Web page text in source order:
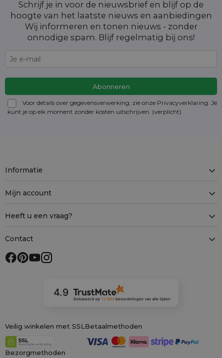
Schrijf je in voor de nieuwsbrief en blijf op de
hoogte van het laatste nieuws en aanbiedingen
Wij informeren en tonen nieuws - zonder
onnodige spam. Blijf regelmatig bij ons!
Voor details over gegevensverwerking, zie onze Privacyverklaring. Je
kunt je op elk moment zonder kosten uitschrijven . (verplicht)
Informatie
Mijn account
Heeft u een vraag?
Contact
4.9
Gebaseerd op 12 893 beoordelingenvan alle tijden
Veilig winkelen met SSL Betaalmethoden
Bezorgmethoden